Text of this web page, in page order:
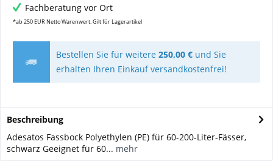
Fachberatung vor Ort
*ab 250 EUR Netto Warenwert. Gilt für Lagerartikel
Bestellen Sie für weitere 250,00 €und Sie
erhalten Ihren Einkauf versandkostenfrei!
Beschreibung
Adesatos Fassbock Polyethylen (PE) für 60-200-Liter-Fässer,
schwarz Geeignet für 60... mehr